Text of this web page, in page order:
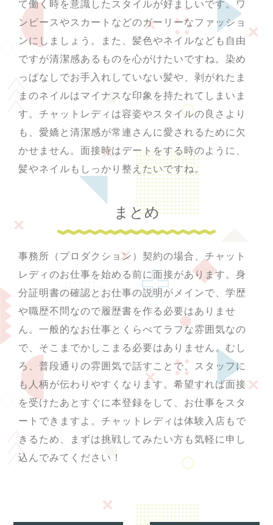
て働く時を意識したスタイルが好ましいです。ワ
ンピースやスカートなどのガーリーなファッショ
ンにしましょう。また、髪色やネイルなども自由
ですが清潔感あるものを心がけたいですね。染め
っぱなしでお手入れしていない髪や、剥がれたま
まのネイルはマイナスな印象を持たれてしまいま
す。チャットレディは容姿やスタイルの良さより
も、愛嬌と清潔感が常連さんに愛されるために欠
かせません。面接時はデートをする時のように、
髪やネイルもしっかり整えたいですね。
まとめ
事務所（プロダクション）契約の場合、チャット
レディのお仕事を始める前に面接があります。身
分証明書の確認とお仕事の説明がメインで、学歴
や職歴不問なので履歴書を作る必要はありませ
ん。一般的なお仕事とくらべてラフな雰囲気なの
で、そこまでかしこまる必要はありません。むし
ろ、普段通りの雰囲気で話すことで、スタッフに
も人柄が伝わりやすくなります。希望すれば面接
を受けたあとすぐに本登録をして、お仕事をスタ
ートできますよ。チャットレディは体験入店もで
きるため、まずは挑戦してみたい方も気軽に申し
込んでみてください！